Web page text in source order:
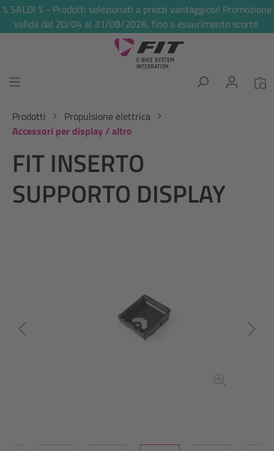
principale
% SALDI % - Prodotti selezionati a prezzi vantaggiosi! Promozione
valida dal 20/04 al 31/08/2026, fino a esaurimento scorte.
Prodotti
Propulsione elettrica
Accessori per display / altro
FIT INSERTO
SUPPORTO DISPLAY